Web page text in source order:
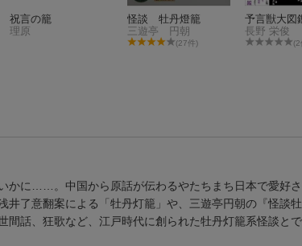
祝言の籠
理原
怪談 牡丹燈籠
三遊亭 円朝
(27件)
予言獣大図
長野 栄俊
(2
かに……。中国から原話が伝わるやたちまち日本で愛好
井了意翻案による「牡丹灯籠」や、三遊亭円朝の『怪談
間話、狂歌など、江戸時代に創られた牡丹灯籠系怪談と